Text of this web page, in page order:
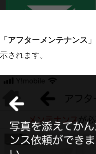
「アフターメンテナンス」
示されます。